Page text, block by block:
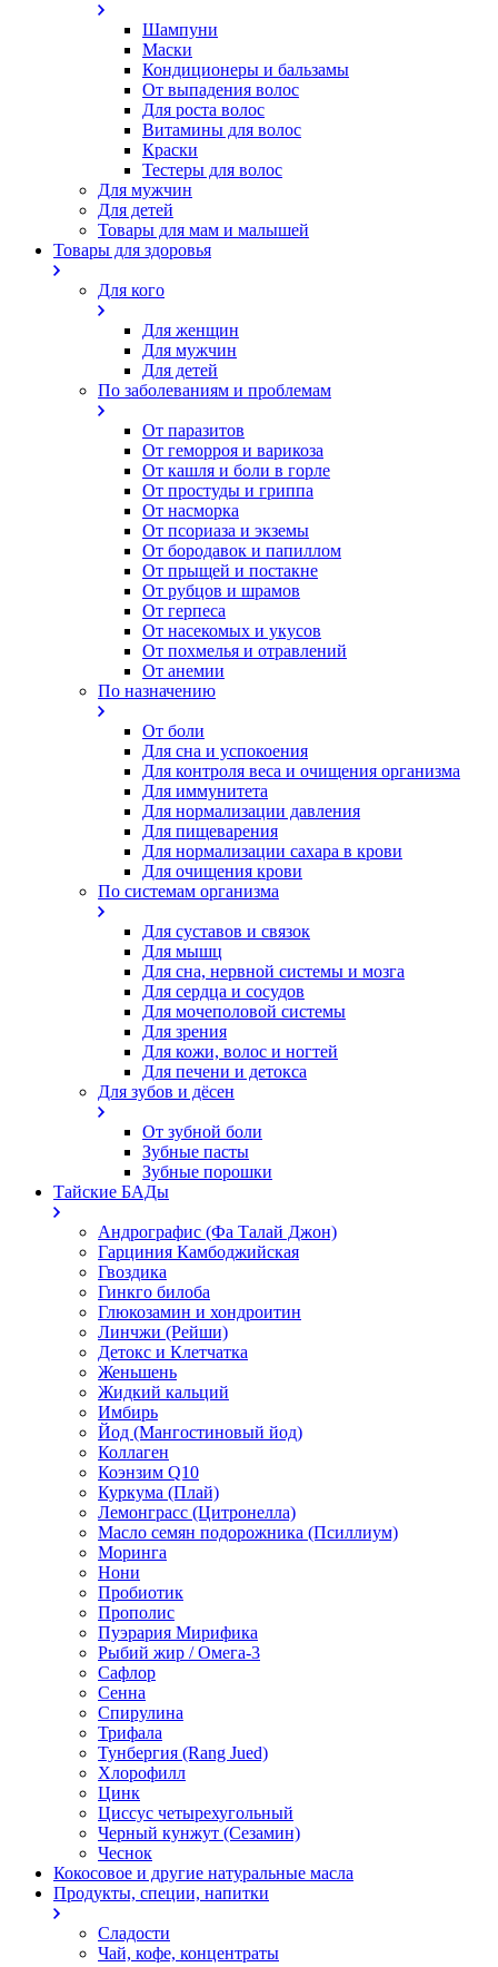
Шампуни
Маски
Кондиционеры и бальзамы
От выпадения волос
Для роста волос
Витамины для волос
Краски
Тестеры для волос
Для мужчин
Для детей
Товары для мам и малышей
Товары для здоровья
Для кого
Для женщин
Для мужчин
Для детей
По заболеваниям и проблемам
От паразитов
Oт геморроя и варикоза
От кашля и боли в горле
От простуды и гриппа
От насморка
Oт псориаза и экземы
От бородавок и папиллом
От прыщей и постакне
От рубцов и шрамов
От герпеса
От насекомых и укусов
От похмелья и отравлений
От анемии
По назначению
От боли
Для сна и успокоения
Для контроля веса и очищения организма
Для иммунитета
Для нормализации давления
Для пищеварения
Для нормализации сахара в крови
Для очищения крови
По системам организма
Для суставов и связок
Для мышц
Для сна, нервной системы и мозга
Для сердца и сосудов
Для мочеполовой системы
Для зрения
Для кожи, волос и ногтей
Для печени и детокса
Для зубов и дёсен
От зубной боли
Зубные пасты
Зубные порошки
Тайские БАДы
Андрографис (Фа Талай Джон)
Гарциния Камбоджийская
Гвоздика
Гинкго билоба
Глюкозамин и хондроитин
Линчжи (Рейши)
Детокс и Клетчатка
Женьшень
Жидкий кальций
Имбирь
Йод (Мангостиновый йод)
Коллаген
Коэнзим Q10
Куркума (Плай)
Лемонграсс (Цитронелла)
Масло семян подорожника (Псиллиум)
Моринга
Нони
Пробиотик
Прополис
Пуэрария Мирифика
Рыбий жир / Омега-3
Сафлор
Сенна
Спирулина
Трифала
Тунбергия (Rang Jued)
Хлорофилл
Цинк
Циссус четырехугольный
Черный кунжут (Сезамин)
Чеснок
Кокосовое и другие натуральные масла
Продукты, специи, напитки
Сладости
Чай, кофе, концентраты